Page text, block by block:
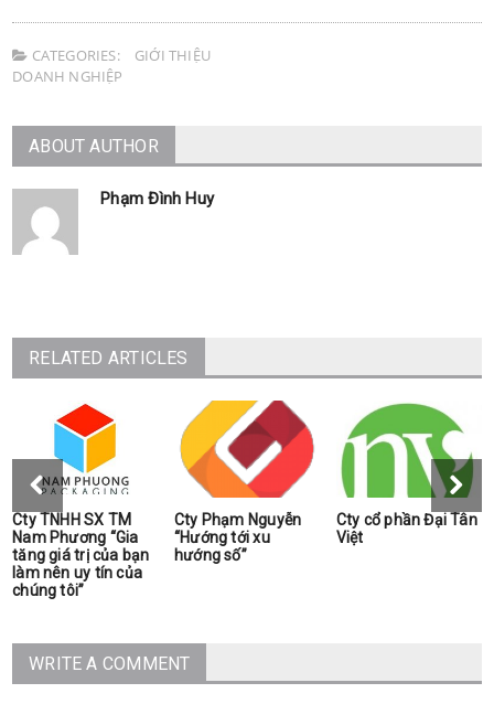
CATEGORIES:
GIỚI THIỆU
DOANH NGHIỆP
ABOUT AUTHOR
Phạm Đình Huy
RELATED ARTICLES
Cty TNHH SX TM
Nam Phương “Gia
tăng giá trị của bạn
làm nên uy tín của
chúng tôi”
Cty Phạm Nguyễn
“Hướng tới xu
hướng số”
Cty cổ phần Đại Tân
Việt
WRITE A COMMENT